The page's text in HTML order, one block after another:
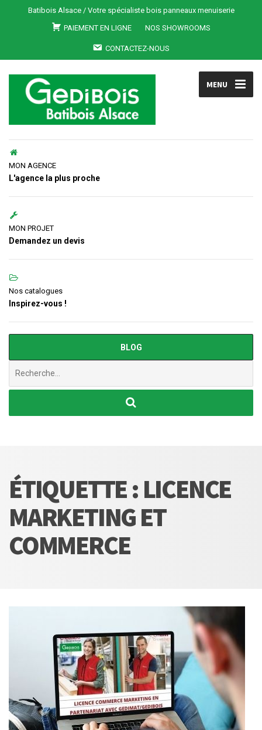
Batibois Alsace / Votre spécialiste bois panneaux menuiserie
PAIEMENT EN LIGNE
NOS SHOWROOMS
CONTACTEZ-NOUS
MENU
MON AGENCE
L'agence la plus proche
MON PROJET
Demandez un devis
Nos catalogues
Inspirez-vous !
BLOG
ÉTIQUETTE : LICENCE
MARKETING ET
COMMERCE